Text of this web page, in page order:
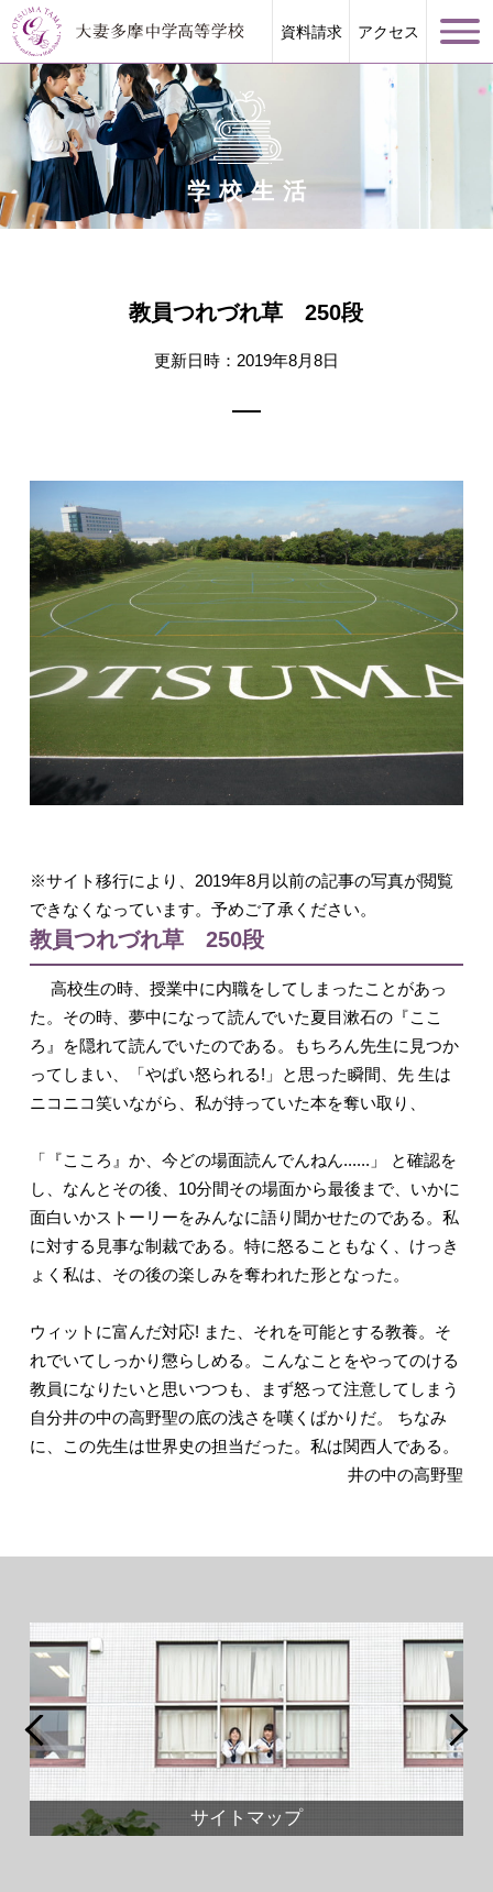
資料請求 アクセス
学校案内
入試情報
English
学校生活
教員つれづれ草 250段
更新日時：2019年8月8日
※サイト移行により、2019年8月以前の記事の写真が閲覧
できなくなっています。予めご了承ください。
教員つれづれ草 250段
高校生の時、授業中に内職をしてしまったことがあっ
た。その時、夢中になって読んでいた夏目漱石の『ここ
ろ』を隠れて読んでいたのである。もちろん先生に見つか
ってしまい、「やばい怒られる!」と思った瞬間、先 生は
ニコニコ笑いながら、私が持っていた本を奪い取り、
「『こころ』か、今どの場面読んでんねん......」 と確認を
し、なんとその後、10分間その場面から最後まで、いかに
面白いかストーリーをみんなに語り聞かせたのである。私
に対する見事な制裁である。特に怒ることもなく、けっき
ょく私は、その後の楽しみを奪われた形となった。
ウィットに富んだ対応! また、それを可能とする教養。そ
れでいてしっかり懲らしめる。こんなことをやってのける
教員になりたいと思いつつも、まず怒って注意してしまう
自分井の中の高野聖の底の浅さを嘆くばかりだ。 ちなみ
に、この先生は世界史の担当だった。私は関西人である。
井の中の高野聖
サイトマップ